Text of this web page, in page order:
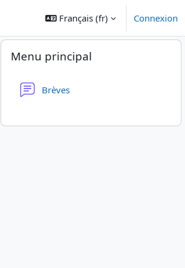
Français ‎(fr)‎ Connexion
Blocs
Passer Menu principal
Menu principal
Brèves